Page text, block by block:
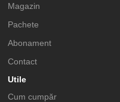
Magazin
Pachete
Abonament
Contact
Utile
Cum cumpăr